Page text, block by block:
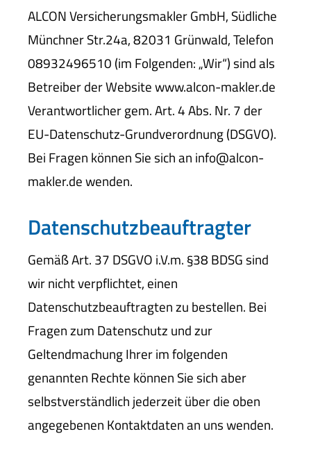
ALCON Ver­sicherungs­makler GmbH, Südliche
Münchner Str.24a, 82031 Grünwald, Telefon
08932496510 (im Folgenden: „Wir“) sind als
Betreiber der Website www.alcon-makler.de
Verantwortlicher gem. Art. 4 Abs. Nr. 7 der
EU-Datenschutz-Grundverordnung (DSGVO).
Bei Fragen können Sie sich an info@alcon-
makler.de wenden.
Datenschutzbeauftragter
Gemäß Art. 37 DSGVO i.V.m. §38 BDSG sind
wir nicht verpflichtet, einen
Datenschutzbeauftragten zu bestellen. Bei
Fragen zum Datenschutz und zur
Geltendmachung Ihrer im folgenden
genannten Rechte können Sie sich aber
selbstverständlich jederzeit über die oben
angegebenen Kontaktdaten an uns wenden.